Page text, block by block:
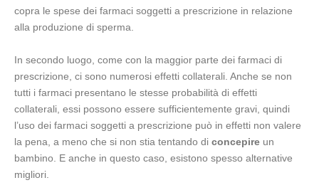
copra le spese dei farmaci soggetti a prescrizione in relazione
alla produzione di sperma.
In secondo luogo, come con la maggior parte dei farmaci di
prescrizione, ci sono numerosi effetti collaterali. Anche se non
tutti i farmaci presentano le stesse probabilità di effetti
collaterali, essi possono essere sufficientemente gravi, quindi
l’uso dei farmaci soggetti a prescrizione può in effetti non valere
la pena, a meno che si non stia tentando di concepire un
bambino. E anche in questo caso, esistono spesso alternative
migliori.